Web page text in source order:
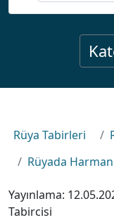
Rüya Tabirleri
Rüyada
Yayınlama:
Tabircisi